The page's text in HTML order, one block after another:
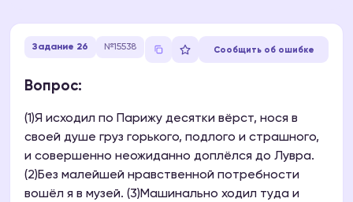
Задание 26 №15538 Сообщить об ошибке
Вопрос:
(1)Я исходил по Парижу десятки вёрст, нося в
своей душе груз горького, подлого и страшного,
и совершенно неожиданно доплёлся до Лувра.
(2)Без малейшей нравственной потребности
вошёл я в музей. (3)Машинально ходил туда и